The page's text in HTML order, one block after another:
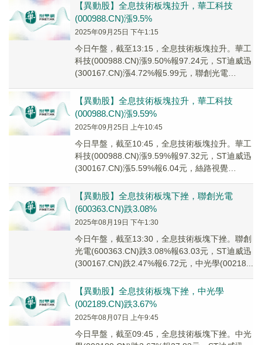
【異動股】全息技術板塊拉升，華工科技
(000988.CN)漲9.5%
2025年09月25日 下午1:15
今日午盤，截至13:15，全息技術板塊拉升。華工
科技(000988.CN)漲9.50%報97.24元，ST迪威迅
(300167.CN)漲4.72%報5.99元，聯創光電
【異動股】全息技術板塊拉升，華工科技
(000988.CN)漲9.59%
2025年09月25日 上午10:45
今日早盤，截至10:45，全息技術板塊拉升。華工
科技(000988.CN)漲9.59%報97.32元，ST迪威迅
(300167.CN)漲5.59%報6.04元，絲路視覺
【異動股】全息技術板塊下挫，聯創光電
(600363.CN)跌3.08%
2025年08月19日 下午1:30
今日午盤，截至13:30，全息技術板塊下挫。聯創
光電(600363.CN)跌3.08%報63.03元，ST迪威迅
(300167.CN)跌2.47%報6.72元，中光學(00218...
【異動股】全息技術板塊下挫，中光學
(002189.CN)跌3.67%
2025年08月07日 上午9:45
今日早盤，截至09:45，全息技術板塊下挫。中光